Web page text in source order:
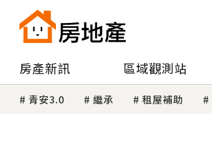
房產新訊 區域觀測站
青安3.0 繼承 租屋補助